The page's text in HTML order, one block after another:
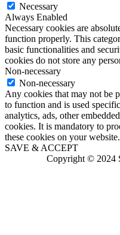
Necessary
Always Enabled
Necessary cookies are
function properly. This
basic functionalities and
cookies do not store any
Non-necessary
Non-necessary
Any cookies that may not be
to function and is used
analytics, ads, other
cookies. It is mandatory to
these cookies on your website.
SAVE & ACCEPT
Copyright © 2024